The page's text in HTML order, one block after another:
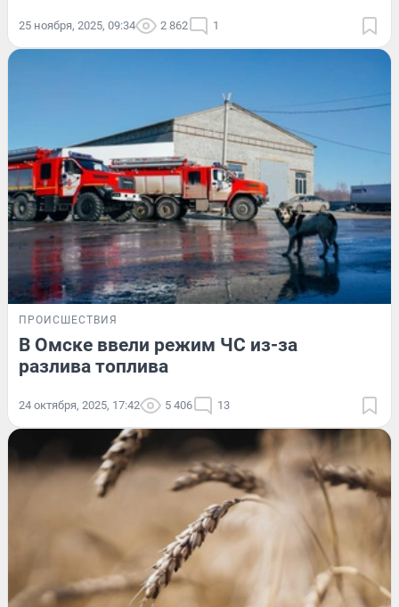
25 ноября, 2025, 09:34 2 862 1
ПРОИСШЕСТВИЯ
В Омске ввели режим ЧС из-за
разлива топлива
24 октября, 2025, 17:42 5 406 13